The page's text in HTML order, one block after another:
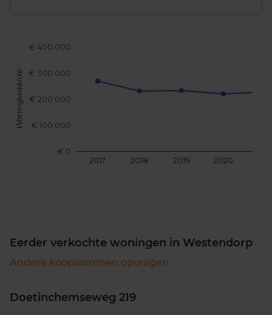
2017 2018 2019 2020
€ 0
€ 100.000
€ 200.000
€ 300.000
€ 400.000
Woningwaarde
Eerder verkochte woningen in Westendorp
Andere koopsommen opvragen
Doetinchemseweg 219